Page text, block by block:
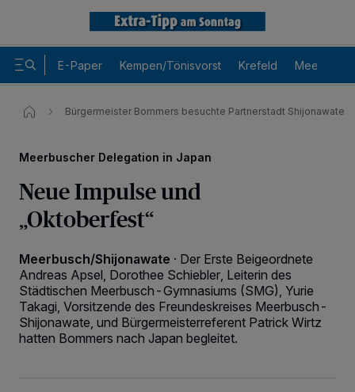
E-Paper Kempen/Tönisvorst Krefeld Meerbusch
Bürgermeister Bommers besuchte Partnerstadt Shijonawate
Meerbuscher Delegation in Japan
Neue Impulse und
„Oktoberfest“
Meerbusch/Shijonawate · Der Erste Beigeordnete
Andreas Apsel, Dorothee Schiebler, Leiterin des
Städtischen Meerbusch-Gymnasiums (SMG), Yurie
Takagi, Vorsitzende des Freundeskreises Meerbusch-
Shijonawate, und Bürgermeisterreferent Patrick Wirtz
hatten Bommers nach Japan begleitet.